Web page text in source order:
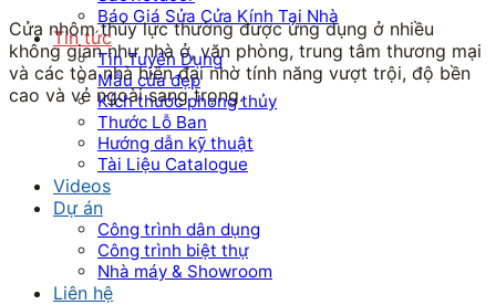
Báo Giá Sửa Cửa Kính Tại Nhà
Tin tức
Tin Tuyển Dụng
Mẫu cửa đẹp
Kích thước phong thủy
Thước Lỗ Ban
Hướng dẫn kỹ thuật
Tài Liệu Catalogue
Videos
Dự án
Công trình dân dụng
Công trình biệt thự
Nhà máy & Showroom
Liên hệ
Cửa nhôm thủy lực thường được ứng dụng ở nhiều
không gian như nhà ở, văn phòng, trung tâm thương mại
và các tòa nhà hiện đại nhờ tính năng vượt trội, độ bền
cao và vẻ ngoài sang trọng.